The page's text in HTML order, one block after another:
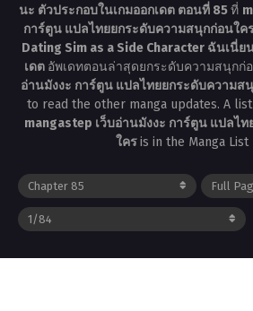
นะ ตัวประกอบในเกมออกเดต ตอนที่ 85ที่
การ์ตูน แปลไทยยกระดับความสนุกก่อนใค
Dating Sim as a Side Character ฉันเนี่ย
เดต อัพเดทตอนล่าสุดยกระดับความสนุกก่
อ่านมังงะ การ์ตูน แปลไทยยกระดับความส
to read the other manga updates. A
mangastep เว็บอ่านมังงะ การ์ตูน แปลไ
ใครis in the Manga List